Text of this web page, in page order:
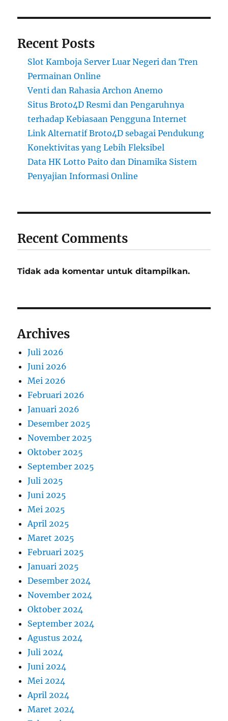
Recent Posts
Slot Kamboja Server Luar Negeri dan Tren
Permainan Online
Venti dan Rahasia Archon Anemo
Situs Broto4D Resmi dan Pengaruhnya
terhadap Kebiasaan Pengguna Internet
Link Alternatif Broto4D sebagai Pendukung
Konektivitas yang Lebih Fleksibel
Data HK Lotto Paito dan Dinamika Sistem
Penyajian Informasi Online
Recent Comments
Tidak ada komentar untuk ditampilkan.
Archives
Juli 2026
Juni 2026
Mei 2026
Februari 2026
Januari 2026
Desember 2025
November 2025
Oktober 2025
September 2025
Juli 2025
Juni 2025
Mei 2025
April 2025
Maret 2025
Februari 2025
Januari 2025
Desember 2024
November 2024
Oktober 2024
September 2024
Agustus 2024
Juli 2024
Juni 2024
Mei 2024
April 2024
Maret 2024